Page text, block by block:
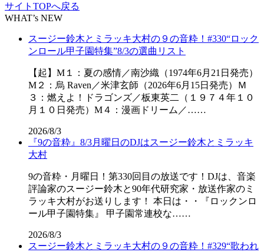
サイトTOPへ戻る
WHAT’s NEW
スージー鈴木とミラッキ大村の９の音粋！#330“ロック
ンロール甲子園特集”8/3の選曲リスト
【起】M１：夏の感情／南沙織（1974年6月21日発売）
M２：烏 Raven／米津玄師（2026年6月15日発売）Ｍ
３：燃えよ！ドラゴンズ／板東英二（１９７４年１０
月１０日発売）M４：漫画ドリーム／……
2026/8/3
『9の音粋』8/3月曜日のDJはスージー鈴木とミラッキ
大村
9の音粋・月曜日！第330回目の放送です！DJは、音楽
評論家のスージー鈴木と90年代研究家・放送作家のミ
ラッキ大村がお送りします！ 本日は・・『ロックンロ
ール甲子園特集』 甲子園常連校な……
2026/8/3
スージー鈴木とミラッキ大村の９の音粋！#329“歌われ